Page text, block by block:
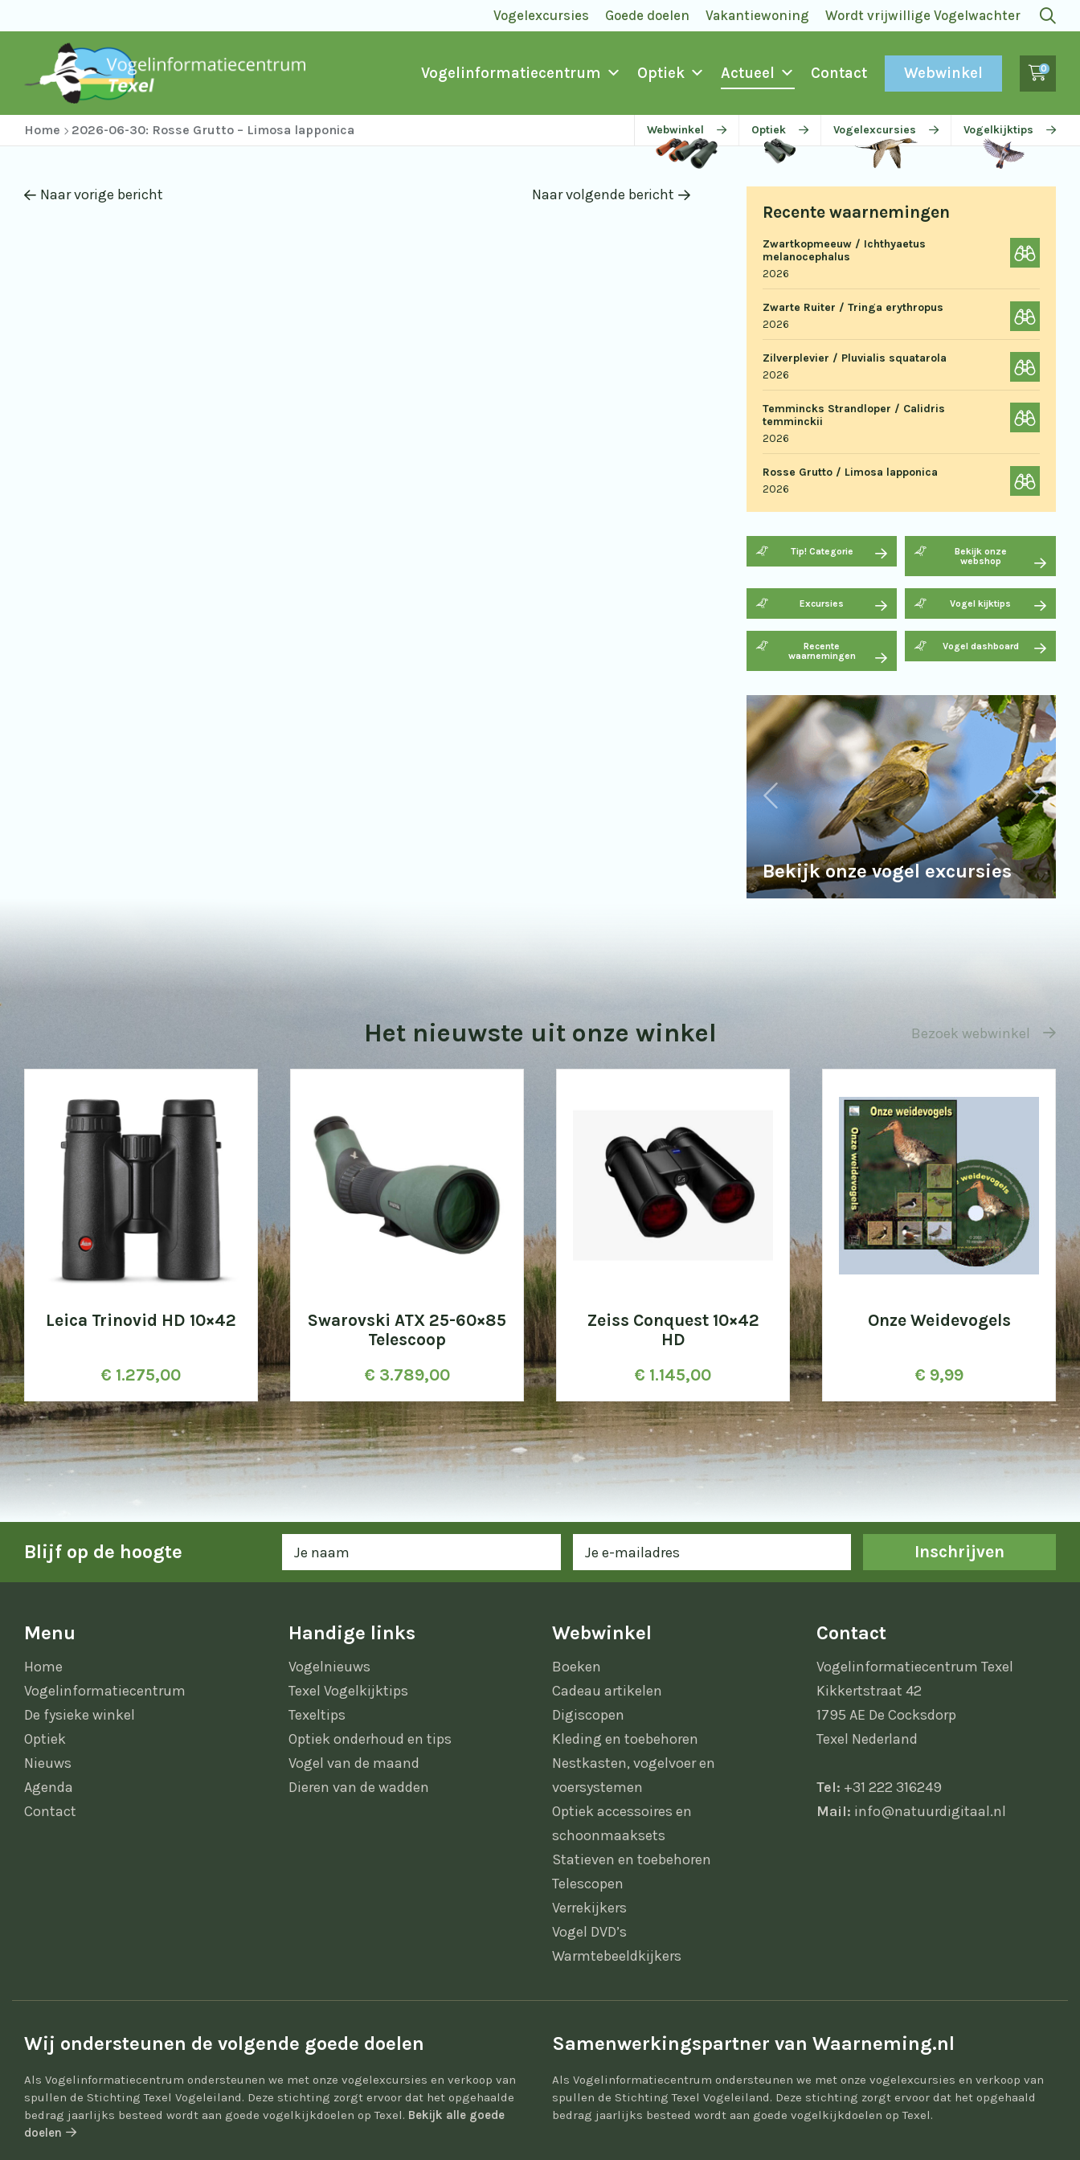
Vogelexcursies Goede doelen Vakantiewoning Wordt vrijwillige Vogelwachter
Vogelinformatiecentrum Optiek Actueel Contact Webwinkel 0
Home 2026-06-30: Rosse Grutto – Limosa lapponica Webwinkel Optiek Vogelexcursies Vogelkijktips
Recente waarnemingen
Zwartkopmeeuw / Ichthyaetus
melanocephalus
2026
Zwarte Ruiter / Tringa erythropus
2026
Zilverplevier / Pluvialis squatarola
2026
Temmincks Strandloper / Calidris
temminckii
2026
Rosse Grutto / Limosa lapponica
2026
Tip! Categorie
Bekijk onze
webshop
Excursies Vogel kijktips
Recente
waarnemingen
Vogel dashboard
Bekijk onze vogel excursies
Naar vorige bericht Naar volgende bericht
Het nieuwste uit onze winkel Bezoek webwinkel
Leica Trinovid HD 10×42
€ 1.275,00
Swarovski ATX 25-60×85
Telescoop
€ 3.789,00
Zeiss Conquest 10×42
HD
€ 1.145,00
Onze Weidevogels
€ 9,99
Blijf op de hoogte Inschrijven
Menu
Home
Vogelinformatiecentrum
De fysieke winkel
Optiek
Nieuws
Agenda
Contact
Handige links
Vogelnieuws
Texel Vogelkijktips
Texeltips
Optiek onderhoud en tips
Vogel van de maand
Dieren van de wadden
Webwinkel
Boeken
Cadeau artikelen
Digiscopen
Kleding en toebehoren
Nestkasten, vogelvoer en
voersystemen
Optiek accessoires en
schoonmaaksets
Statieven en toebehoren
Telescopen
Verrekijkers
Vogel DVD’s
Warmtebeeldkijkers
Contact
Vogelinformatiecentrum Texel
Kikkertstraat 42
1795 AE De Cocksdorp
Texel Nederland
Tel: +31 222 316249
Mail: info@natuurdigitaal.nl
Wij ondersteunen de volgende goede doelen
Als Vogelinformatiecentrum ondersteunen we met onze vogelexcursies en verkoop van
spullen de Stichting Texel Vogeleiland. Deze stichting zorgt ervoor dat het opgehaalde
bedrag jaarlijks besteed wordt aan goede vogelkijkdoelen op Texel. Bekijk alle goede
doelen
Samenwerkingspartner van Waarneming.nl
Als Vogelinformatiecentrum ondersteunen we met onze vogelexcursies en verkoop van
spullen de Stichting Texel Vogeleiland. Deze stichting zorgt ervoor dat het opgehaald
bedrag jaarlijks besteed wordt aan goede vogelkijkdoelen op Texel.